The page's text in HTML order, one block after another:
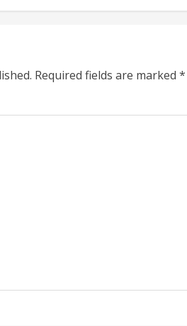
Required fields are marked *